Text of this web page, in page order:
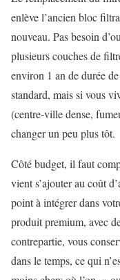
enlève l’ancien bloc
nouveau. Pas besoin
plusieurs couches de
environ 1 an de durée
standard, mais si vous
(centre-ville dense,
changer un peu plus tôt.
Côté budget, il faut
vient s’ajouter au coût
point à intégrer dans
produit premium, avec
contrepartie, vous
dans le temps, ce qui